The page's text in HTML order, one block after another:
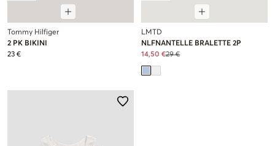
Tommy Hilfiger
2 PK BIKINI
23 €
LMTD
NLFNANTELLE BRALETTE 2P
14,50 €29 €